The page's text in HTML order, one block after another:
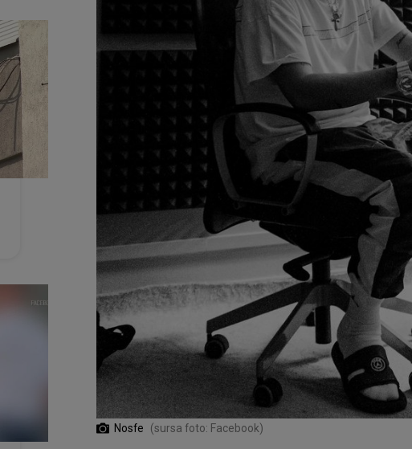
Nosfe (sursa foto: Facebook)